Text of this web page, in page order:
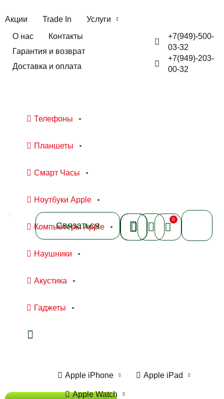
Акции Trade In
Услуги
О нас
Контакты
Гарантия и возврат
Доставка и оплата
+7(949)-500-
03-32
+7(949)-203-
00-32
Телефоны
Планшеты
Смарт Часы
Ноутбуки Apple
Компьютеры Apple
Наушники
Акустика
Гаджеты
Связаться
0
Apple iPhone Apple iPad
Apple Watch